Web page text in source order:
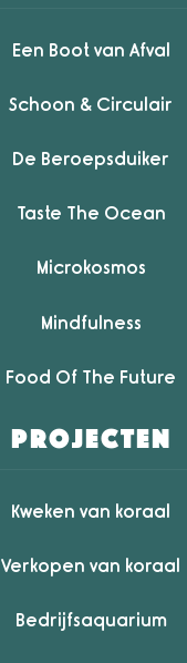
Een Boot van Afval
Schoon & Circulair
De Beroepsduiker
Taste The Ocean
Microkosmos
Mindfulness
Food Of The Future
projecten
Kweken van koraal
Verkopen van koraal
Bedrijfsaquarium